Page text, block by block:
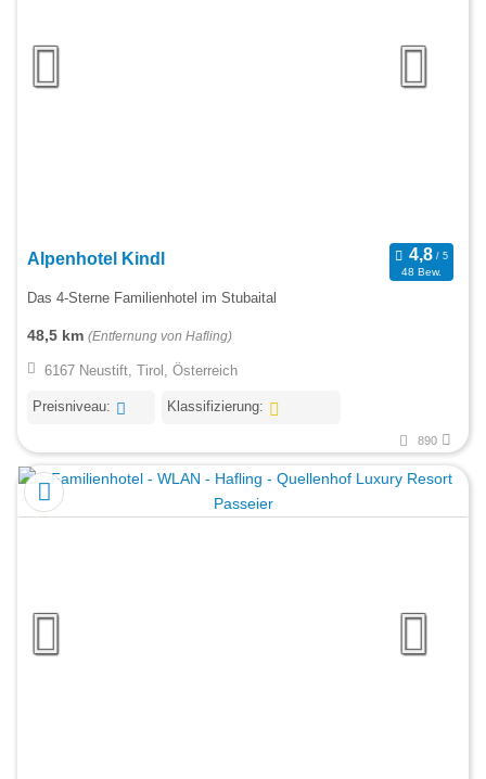
Alpenhotel Kindl
48 Bew.
Das 4-Sterne Familienhotel im Stubaital
48,5 km (Entfernung von Hafling)
6167 Neustift, Tirol, Österreich
Preisniveau: Klassifizierung:
890